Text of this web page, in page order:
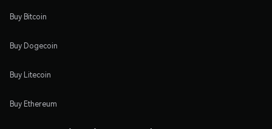
Buy Bitcoin
Buy Dogecoin
Buy Litecoin
Buy Ethereum